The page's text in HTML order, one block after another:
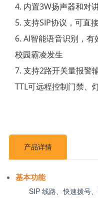
4. 内置3W扬声器和对
5. 支持SIP协议，可直
6. AI智能语音识别，
校园霸凌发生
7. 支持2路开关量报警
TTL可远程控制门禁、
产品详情
基本功能
SIP 线路、快速拨号